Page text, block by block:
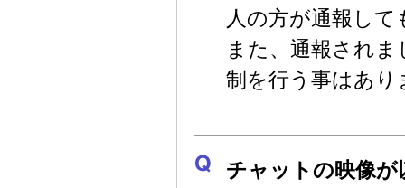
人の方が通報し
また、通報され
制を行う事はあり
チャットの映像